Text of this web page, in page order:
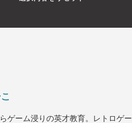
ゲーム浸りの英才教育。レトロゲー